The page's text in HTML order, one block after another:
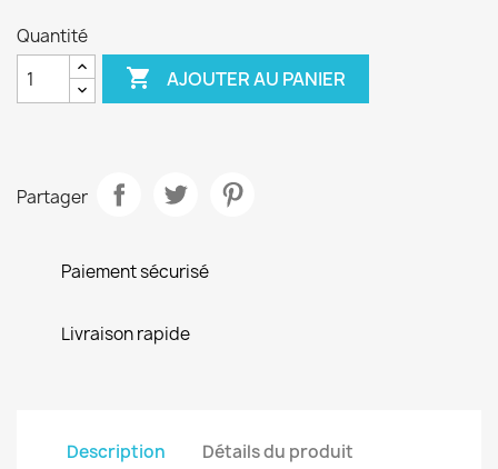
Quantité
 AJOUTER AU PANIER
Partager
Paiement sécurisé
Livraison rapide
Description Détails du produit